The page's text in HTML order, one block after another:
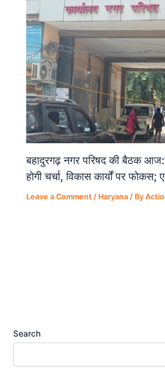
बहादुरगढ़ नगर परिषद की बैठक
होगी चर्चा, विकास कार्यों पर फोकस;
Leave a Comment / Haryana / By
Search